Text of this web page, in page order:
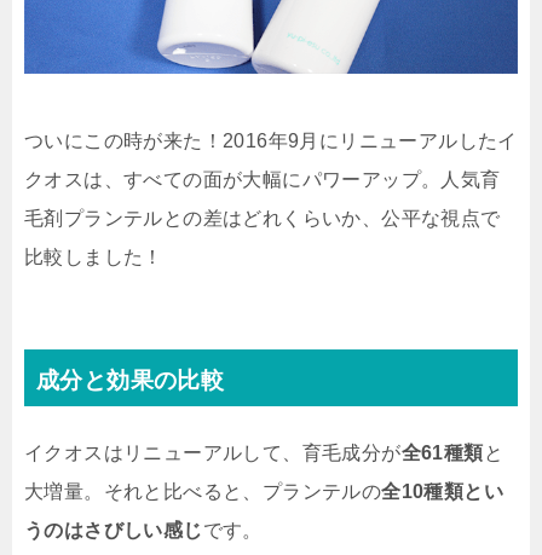
ついにこの時が来た！2016年9月に リニューアルしたイ
クオス は、すべての面が大幅にパワーアップ。人気育
毛剤プランテルとの差はどれくらいか、公平な視点で
比較しました！
成分と効果の比較
イクオスはリニューアルして、育毛成分が全61種類と
大増量。それと比べると、プランテルの全10種類とい
うのはさびしい感じです。